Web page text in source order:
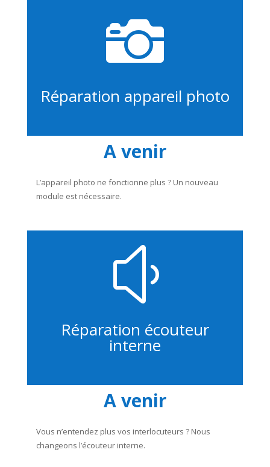

Réparation appareil photo
A venir
L’appareil photo ne fonctionne plus ? Un nouveau
module est nécessaire.
y
Réparation écouteur
interne
A venir
Vous n’entendez plus vos interlocuteurs ? Nous
changeons l’écouteur interne.